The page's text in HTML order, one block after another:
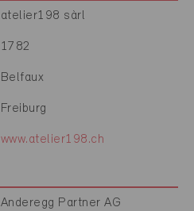
atelier198 sàrl
1782
Belfaux
Freiburg
www.atelier198.ch
Anderegg Partner AG